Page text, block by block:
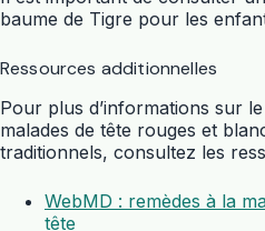
baume de Tigre pour les
Ressources additionnelles
Pour plus d’informations sur
malades de tête rouges et
traditionnels, consultez les
WebMD : remèdes à la
tête